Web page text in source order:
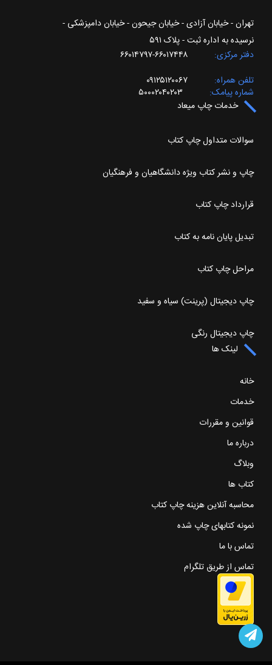
تهران - خیابان آزادی - خیابان جیحون - خیابان دامپزشکی -
نرسیده به اداره ثبت - پلاک ۵۹۱
دفتر مرکزی
۶۶۰۱۷۴۴۸-۶۶۰۱۴۷۹۷
تلفن همراه
۰۹۱۲۵۱۲۰۰۶۷
شماره پیامک
۵۰۰۰۲۰۴۰۲۰۳
خدمات چاپ میعاد
سوالات متداول چاپ کتاب
چاپ و نشر کتاب ویژه دانشگاهیان و فرهنگیان
قرارداد چاپ کتاب
تبدیل پایان نامه به کتاب
مراحل چاپ کتاب
چاپ دیجیتال (پرینت) سیاه و سفید
چاپ دیجیتال رنگی
لینک ها
خانه
خدمات
قوانین و مقررات
درباره ما
وبلاگ
کتاب ها
محاسبه آنلاین هزینه چاپ کتاب
نمونه کتابهای چاپ شده
تماس با ما
تماس از طریق تلگرام